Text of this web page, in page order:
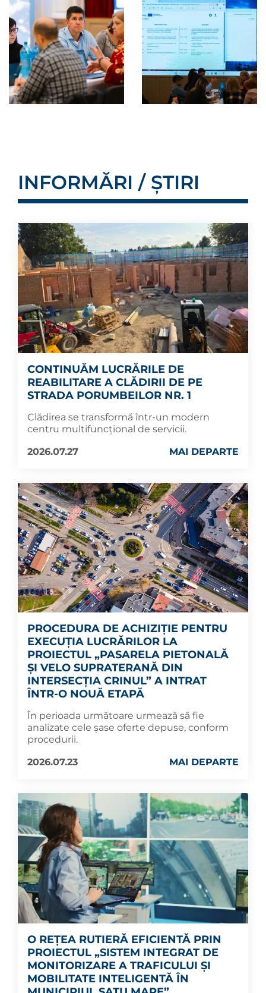
INFORMĂRI / ȘTIRI
CONTINUĂM LUCRĂRILE DE
REABILITARE A CLĂDIRII DE PE
STRADA PORUMBEILOR NR. 1
Clădirea se transformă într-un modern
centru multifuncțional de servicii.
2026.07.27
MAI DEPARTE
PROCEDURA DE ACHIZIȚIE PENTRU
EXECUȚIA LUCRĂRILOR LA
PROIECTUL „PASARELA PIETONALĂ
ȘI VELO SUPRATERANĂ DIN
INTERSECȚIA CRINUL” A INTRAT
ÎNTR-O NOUĂ ETAPĂ
În perioada următoare urmează să fie
analizate cele șase oferte depuse, conform
procedurii.
2026.07.23
MAI DEPARTE
O REȚEA RUTIERĂ EFICIENTĂ PRIN
PROIECTUL „SISTEM INTEGRAT DE
MONITORIZARE A TRAFICULUI ȘI
MOBILITATE INTELIGENTĂ ÎN